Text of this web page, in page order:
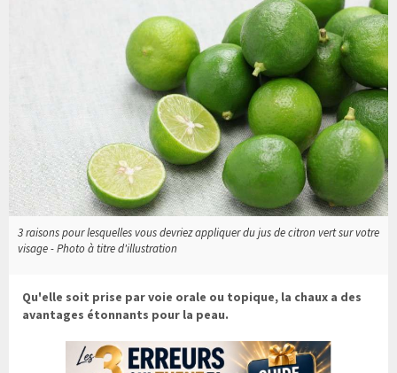
3 raisons pour lesquelles vous devriez appliquer du jus de citron vert sur votre
visage - Photo à titre d'illustration
Qu'elle soit prise par voie orale ou topique, la chaux a des
avantages étonnants pour la peau.